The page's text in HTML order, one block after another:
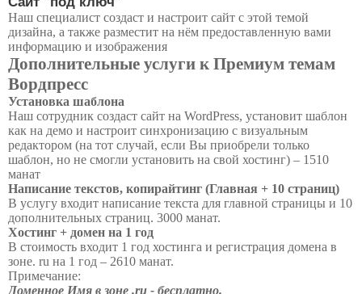
Наш специалист создаст и настроит сайт с этой темой
дизайна, а также разместит на нём предоставленную вами
информацию и изображения
Дополнительные услуги к Премиум темам
Вордпресс
Установка шаблона
Наш сотрудник создаст сайт на WordPress, установит шаблон
как на демо и настроит синхронизацию с визуальным
редактором (на тот случай, если Вы приобрели только
шаблон, но не смогли установить на свой хостинг) – 1510
манат
Написание текстов, копирайтинг (Главная + 10 страниц)
В услугу входит написание текста для главной страницы и 10
дополнительных страниц. 3000 манат.
Хостинг + домен на 1 год
В стоимость входит 1 год хостинга и регистрация домена в
зоне. ru на 1 год – 2610 манат.
Примечание:
Доменное Имя в зоне .ru - бесплатно.